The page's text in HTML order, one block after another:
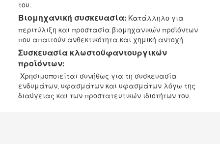
του.
Βιομηχανική συσκευασία: Κατάλληλο για
περιτύλιξη και προστασία βιομηχανικών προϊόντων
που απαιτούν ανθεκτικότητα και χημική αντοχή.
Συσκευασία κλωστοϋφαντουργικών
προϊόντων:
Χρησιμοποιείται συνήθως για τη συσκευασία
ενδυμάτων, υφασμάτων και υφασμάτων λόγω της
διαύγειας και των προστατευτικών ιδιοτήτων του.